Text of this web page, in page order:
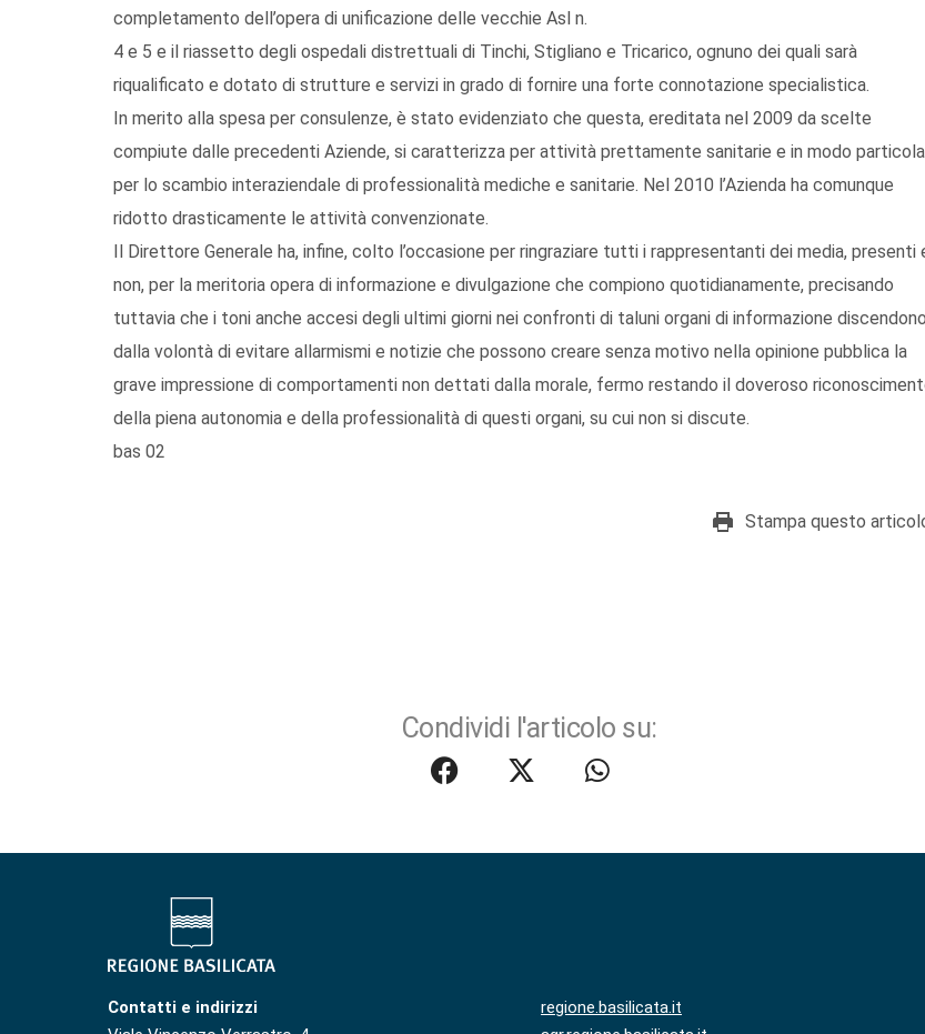
completamento dell’opera di unificazione delle vecchie Asl n.
4 e 5 e il riassetto degli ospedali distrettuali di Tinchi, Stigliano e Tricarico, ognuno dei quali sarà
riqualificato e dotato di strutture e servizi in grado di fornire una forte connotazione specialistica.
In merito alla spesa per consulenze, è stato evidenziato che questa, ereditata nel 2009 da scelte
compiute dalle precedenti Aziende, si caratterizza per attività prettamente sanitarie e in modo
per lo scambio interaziendale di professionalità mediche e sanitarie. Nel 2010 l’Azienda ha comunque
ridotto drasticamente le attività convenzionate.
Il Direttore Generale ha, infine, colto l’occasione per ringraziare tutti i rappresentanti dei media, presenti
non, per la meritoria opera di informazione e divulgazione che compiono quotidianamente, precisando
tuttavia che i toni anche accesi degli ultimi giorni nei confronti di taluni organi di informazione discendono
dalla volontà di evitare allarmismi e notizie che possono creare senza motivo nella opinione pubblica la
grave impressione di comportamenti non dettati dalla morale, fermo restando il doveroso
della piena autonomia e della professionalità di questi organi, su cui non si discute.
bas 02
Stampa questo
Condividi l'articolo su:
Contatti e indirizzi
regione.basilicata.it